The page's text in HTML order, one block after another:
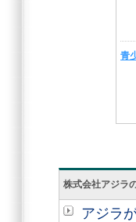
株式会社アジラ
アジラ